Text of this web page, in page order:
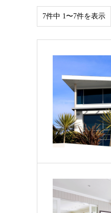
7件中 1〜7件を表示